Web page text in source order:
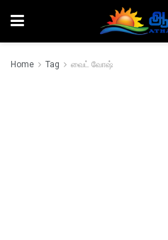
Home Tag வைட் வோஷ்